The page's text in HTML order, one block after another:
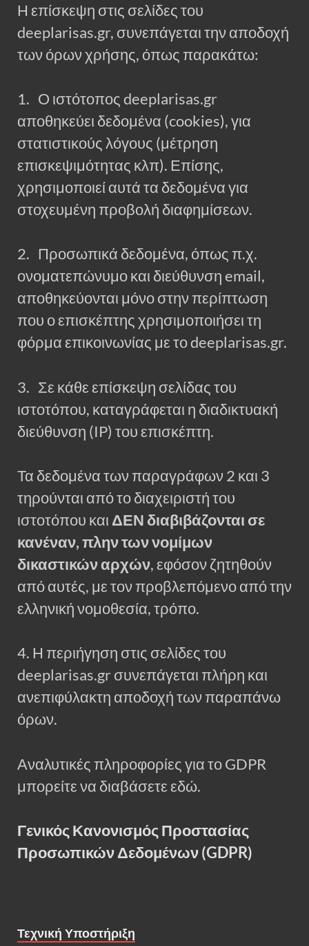
Η επίσκεψη στις σελίδες του
deeplarisas.gr, συνεπάγεται την αποδοχή
των όρων χρήσης, όπως παρακάτω:
1. Ο ιστότοπος deeplarisas.gr
αποθηκεύει δεδομένα (cookies), για
στατιστικούς λόγους (μέτρηση
επισκεψιμότητας κλπ). Επίσης,
χρησιμοποιεί αυτά τα δεδομένα για
στοχευμένη προβολή διαφημίσεων.
2. Προσωπικά δεδομένα, όπως π.χ.
ονοματεπώνυμο και διεύθυνση email,
αποθηκεύονται μόνο στην περίπτωση
που ο επισκέπτης χρησιμοποιήσει τη
φόρμα επικοινωνίας με το deeplarisas.gr.
3. Σε κάθε επίσκεψη σελίδας του
ιστοτόπου, καταγράφεται η διαδικτυακή
διεύθυνση (IP) του επισκέπτη.
Τα δεδομένα των παραγράφων 2 και 3
τηρούνται από το διαχειριστή του
ιστοτόπου και ΔΕΝ διαβιβάζονται σε
κανέναν, πλην των νομίμων
δικαστικών αρχών, εφόσον ζητηθούν
από αυτές, με τον προβλεπόμενο από την
ελληνική νομοθεσία, τρόπο.
4. Η περιήγηση στις σελίδες του
deeplarisas.gr συνεπάγεται πλήρη και
ανεπιφύλακτη αποδοχή των παραπάνω
όρων.
Αναλυτικές πληροφορίες για το GDPR
μπορείτε να διαβάσετε εδώ.
Γενικός Κανονισμός Προστασίας
Προσωπικών Δεδομένων (GDPR)
Τεχνική Υποστήριξη